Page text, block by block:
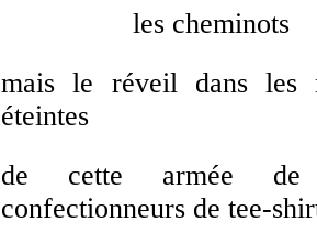
les cheminots
mais le réveil dans les
éteintes
de cette armée de
confectionneurs de tee-